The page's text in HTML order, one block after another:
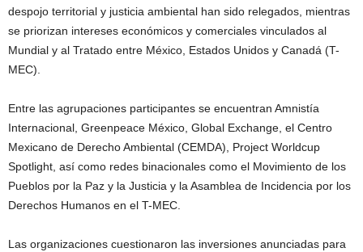
despojo territorial y justicia ambiental han sido relegados, mientras
se priorizan intereses económicos y comerciales vinculados al
Mundial y al Tratado entre México, Estados Unidos y Canadá (T-
MEC).
Entre las agrupaciones participantes se encuentran Amnistía
Internacional, Greenpeace México, Global Exchange, el Centro
Mexicano de Derecho Ambiental (CEMDA), Project Worldcup
Spotlight, así como redes binacionales como el Movimiento de los
Pueblos por la Paz y la Justicia y la Asamblea de Incidencia por los
Derechos Humanos en el T-MEC.
Las organizaciones cuestionaron las inversiones anunciadas para